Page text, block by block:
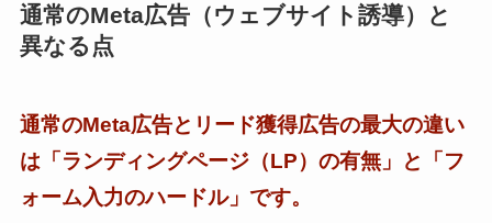
通常のMeta広告（ウェブサイト誘導）と
異なる点
通常のMeta広告とリード獲得広告の最大の違い
は「ランディングページ（LP）の有無」と「フ
ォーム入力のハードル」です。